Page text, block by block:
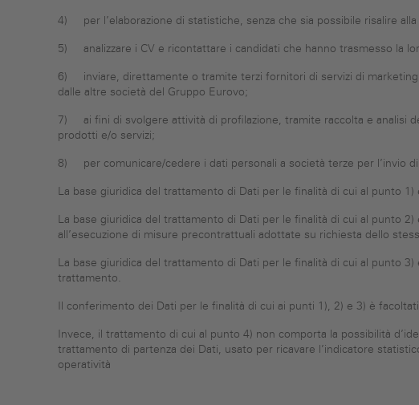
4) per l’elaborazione di statistiche, senza che sia possibile risalire
5) analizzare i CV e ricontattare i candidati che hanno trasmesso la
6) inviare, direttamente o tramite terzi fornitori di servizi di
dalle altre società del Gruppo Eurovo;
7) ai fini di svolgere attività di profilazione, tramite raccolta e analisi
prodotti e/o servizi;
8) per comunicare/cedere i dati personali a società terze per l’invio
La base giuridica del trattamento di Dati per le finalità di cui al punto
La base giuridica del trattamento di Dati per le finalità di cui al punto
all’esecuzione di misure precontrattuali adottate su richiesta dello
La base giuridica del trattamento di Dati per le finalità di cui al punto
trattamento.
Il conferimento dei Dati per le finalità di cui ai punti 1), 2) e 3) è
Invece, il trattamento di cui al punto 4) non comporta la possibilità
trattamento di partenza dei Dati, usato per ricavare l’indicatore
operatività